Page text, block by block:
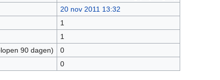
20 nov 2011 13:32
1
1
90 dagen)
0
0